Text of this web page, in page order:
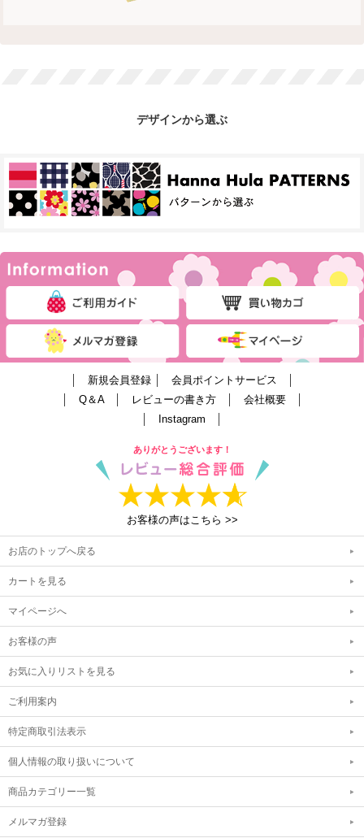
デザインから選ぶ
新規会員登録│ 会員ポイントサービス
Q＆A│ レビューの書き方│ 会社概要│
Instagram
ありがとうございます！
お客様の声はこちら >>
お店のトップへ戻る
カートを見る
マイページへ
お客様の声
お気に入りリストを見る
ご利用案内
特定商取引法表示
個人情報の取り扱いについて
商品カテゴリー一覧
メルマガ登録